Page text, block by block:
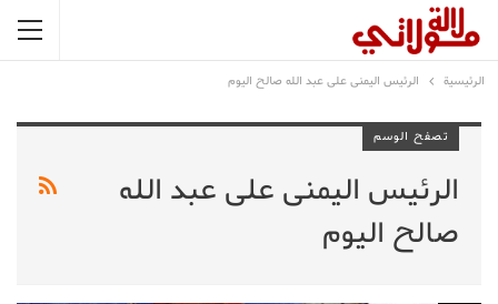
الرئيسية الرئيس اليمنى على عبد الله صالح اليوم
تصفح الوسم
الرئيس اليمنى على عبد الله
صالح اليوم